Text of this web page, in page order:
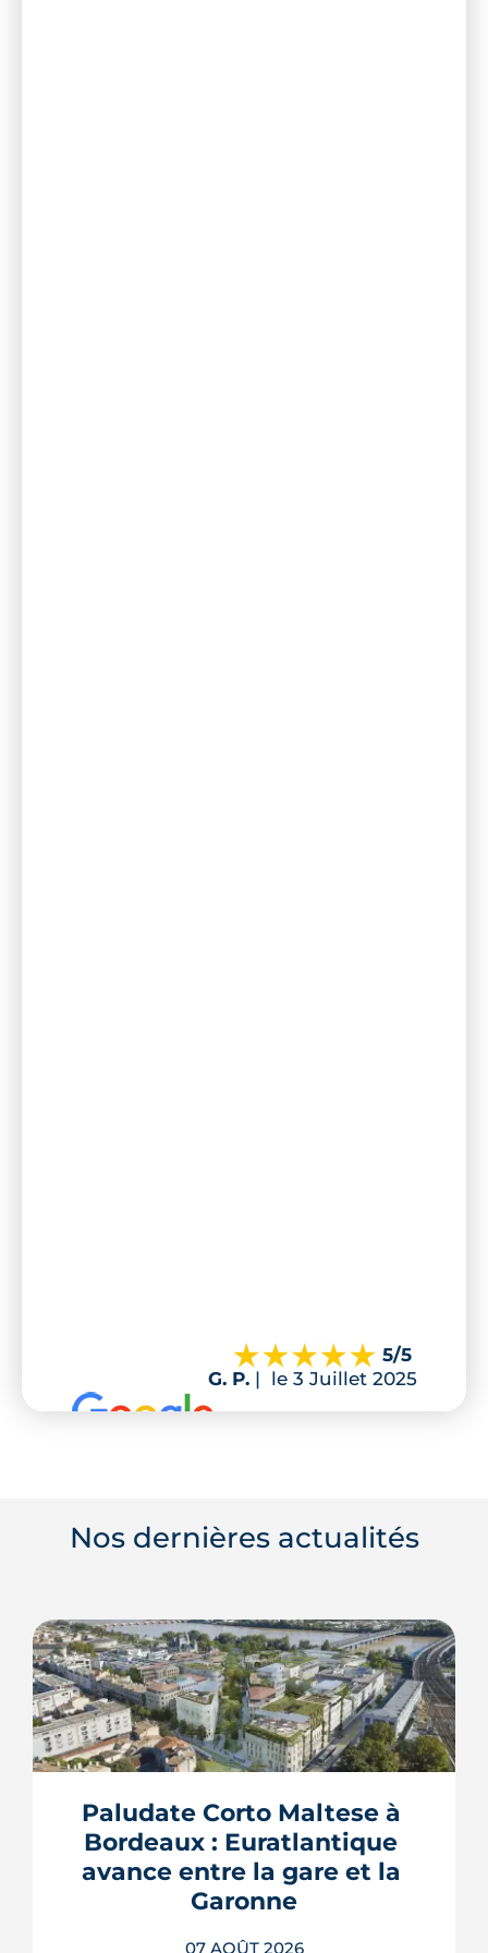
5/5
G. P. | le 3 Juillet 2025
Nos dernières actualités
Paludate Corto Maltese à
Bordeaux : Euratlantique
avance entre la gare et la
Garonne
07 AOÛT 2026